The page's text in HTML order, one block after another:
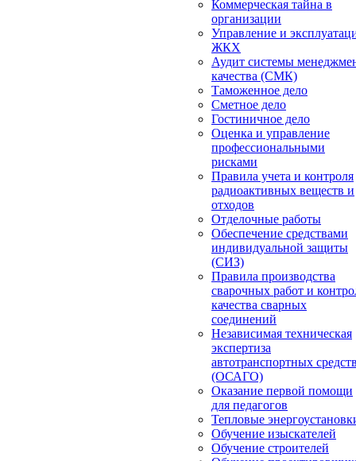
Коммерческая тайна в
организации
Управление и
ЖКХ
Аудит системы
качества (СМК)
Таможенное дело
Сметное дело
Гостиничное дело
Оценка и управление
профессиональными
рисками
Правила учета и контроля
радиоактивных веществ и
отходов
Отделочные работы
Обеспечение средствами
индивидуальной защиты
(СИЗ)
Правила производства
сварочных работ и
качества сварных
соединений
Независимая техническая
экспертиза
автотранспортных
(ОСАГО)
Оказание первой помощи
для педагогов
Тепловые
Обучение изыскателей
Обучение строителей